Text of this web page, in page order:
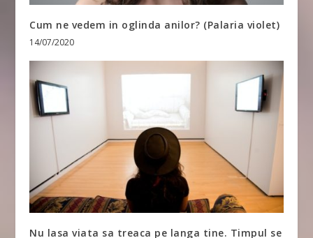
Cum ne vedem in oglinda anilor? (Palaria violet)
14/07/2020
Nu lasa viata sa treaca pe langa tine. Timpul se